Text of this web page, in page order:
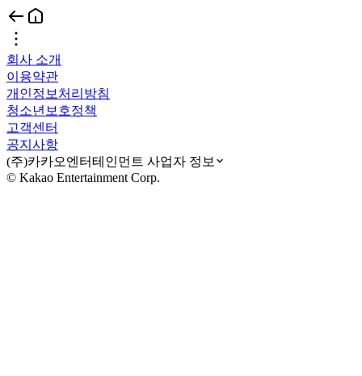
회사 소개
이용약관
개인정보처리방침
청소년보호정책
고객센터
공지사항
(주)카카오엔터테인먼트 사업자 정보
© Kakao Entertainment Corp.